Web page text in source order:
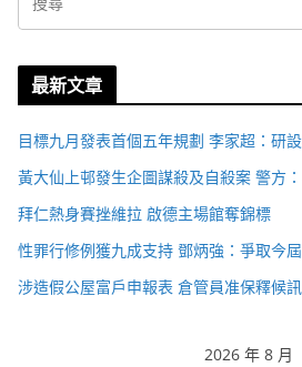
最新文章
目標九月發表首個五年規劃 李家超：研
黃大仙上邨發生企圖謀殺及自殺案 警方
拜仁熱身賽挫維拉 啟德主場館奪錦標
性罪行修例獲九成支持 鄧炳強：爭取今
涉造假公屋富戶申報表 倉管員准保釋候訊
2026 年 8 月